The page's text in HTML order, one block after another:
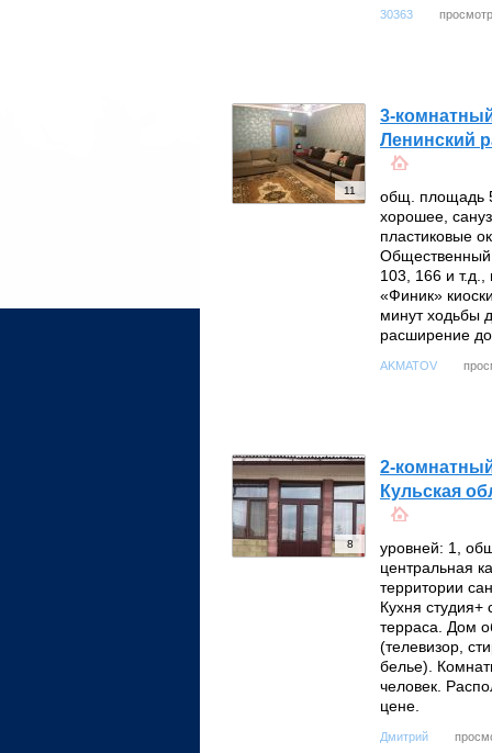
30363
11
3-
Ленинский
общ. площадь
хорошее,
пластиковые
Общественный
103, 166 и
«Финик»
минут ходьбы
расширение
AKMATOV
8
2-
Кульская
уровней: 1,
центральная
территории
Кухня
терраса. Дом
(телевизор,
белье).
человек.
цене.
Дмитрий